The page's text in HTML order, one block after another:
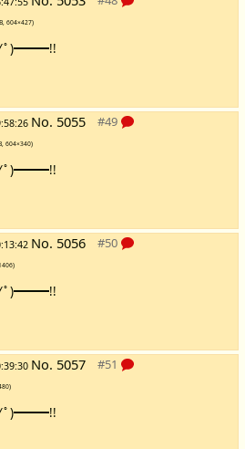
604×427)
ﾟ)━━━!!
No. 5055
604×340)
ﾟ)━━━!!
No. 5056
ﾟ)━━━!!
No. 5057
ﾟ)━━━!!